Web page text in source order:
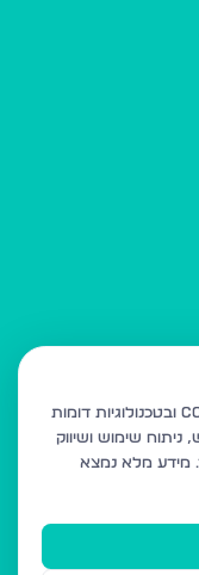
אתר רשות היחיד עושה שימוש בקבצי Cookie ובטכנולוגיות דומות
שימוש ושיווק
מידע מלא נמצא